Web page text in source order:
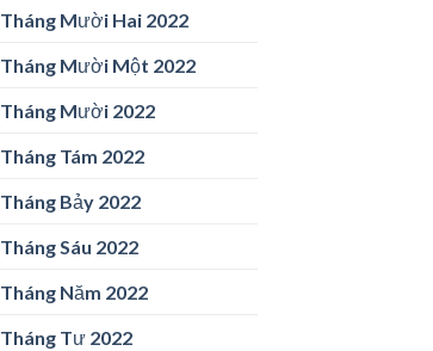
Tháng Mười Hai 2022
Tháng Mười Một 2022
Tháng Mười 2022
Tháng Tám 2022
Tháng Bảy 2022
Tháng Sáu 2022
Tháng Năm 2022
Tháng Tư 2022